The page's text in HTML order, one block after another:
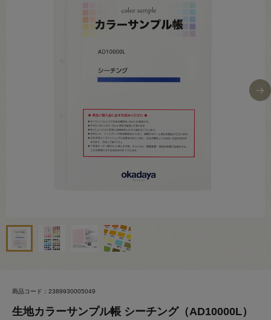
商品コード：2389930005049
生地カラーサンプル帳 シーチング（AD10000L）